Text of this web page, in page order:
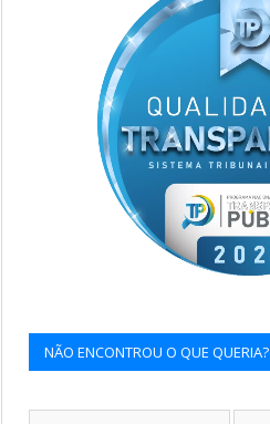
NÃO ENCONTROU O QUE QUERIA?